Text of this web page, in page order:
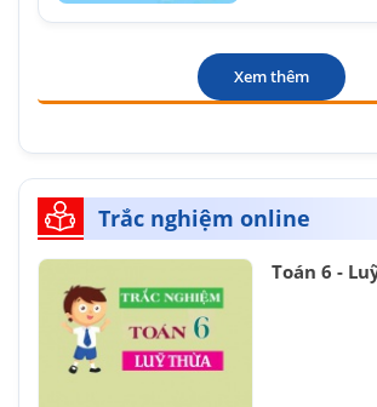
Xem thêm
Trắc nghiệm online
Toán 6 -